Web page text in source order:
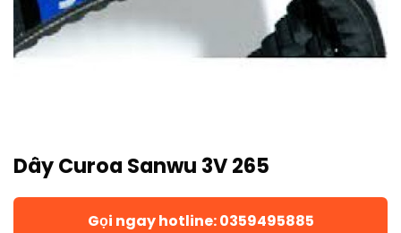
Dây Curoa Sanwu 3V 265
Gọi ngay hotline: 0359495885